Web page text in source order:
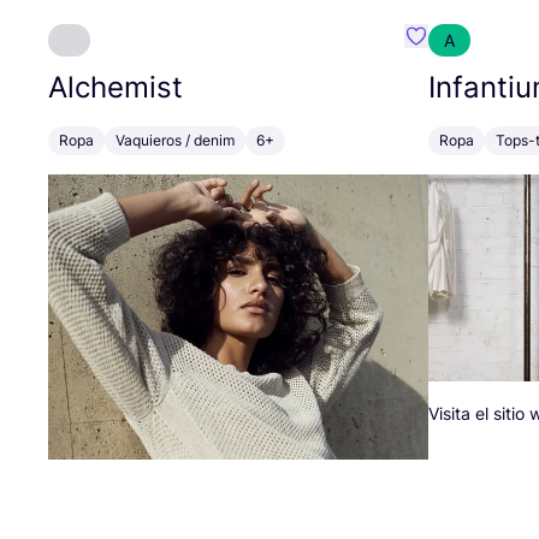
Alchemist
Ropa Vaquieros / denim 6+
Favoritos
A
Ropa
Visita el sitio